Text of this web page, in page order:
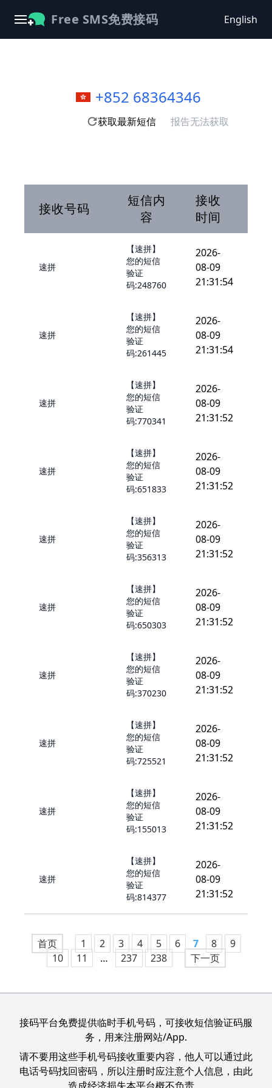
Free SMS免费接码 English
+852 68364346
获取最新短信 报告无法获取
接收号码
短信内
容
接收
时间
速拼
【速拼】
您的短信
验证
码:248760
2026-
08-09
21:31:54
速拼
【速拼】
您的短信
验证
码:261445
2026-
08-09
21:31:54
速拼
【速拼】
您的短信
验证
码:770341
2026-
08-09
21:31:52
速拼
【速拼】
您的短信
验证
码:651833
2026-
08-09
21:31:52
速拼
【速拼】
您的短信
验证
码:356313
2026-
08-09
21:31:52
速拼
【速拼】
您的短信
验证
码:650303
2026-
08-09
21:31:52
速拼
【速拼】
您的短信
验证
码:370230
2026-
08-09
21:31:52
速拼
【速拼】
您的短信
验证
码:725521
2026-
08-09
21:31:52
速拼
【速拼】
您的短信
验证
码:155013
2026-
08-09
21:31:52
速拼
【速拼】
您的短信
验证
码:814377
2026-
08-09
21:31:52
首页 1 2 3 4 5 6 7 8
9
10
11 … 237 238 下一页
接码平台免费提供临时手机号码，可接收短信验证码服
务，用来注册网站/App.
请不要用这些手机号码接收重要内容，他人可以通过此
电话号码找回密码，所以注册时应注意个人信息，由此
造成经济损失本平台概不负责。